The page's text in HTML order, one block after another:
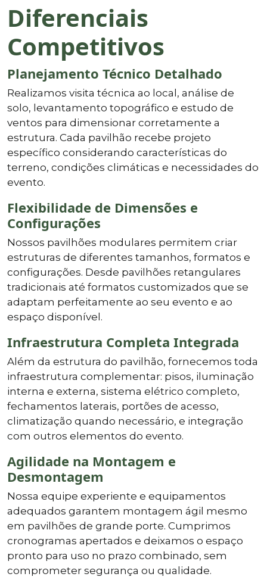
Diferenciais
Competitivos
Planejamento Técnico Detalhado
Realizamos visita técnica ao local, análise de
solo, levantamento topográfico e estudo de
ventos para dimensionar corretamente a
estrutura. Cada pavilhão recebe projeto
específico considerando características do
terreno, condições climáticas e necessidades do
evento.
Flexibilidade de Dimensões e
Configurações
Nossos pavilhões modulares permitem criar
estruturas de diferentes tamanhos, formatos e
configurações. Desde pavilhões retangulares
tradicionais até formatos customizados que se
adaptam perfeitamente ao seu evento e ao
espaço disponível.
Infraestrutura Completa Integrada
Além da estrutura do pavilhão, fornecemos toda
infraestrutura complementar: pisos, iluminação
interna e externa, sistema elétrico completo,
fechamentos laterais, portões de acesso,
climatização quando necessário, e integração
com outros elementos do evento.
Agilidade na Montagem e
Desmontagem
Nossa equipe experiente e equipamentos
adequados garantem montagem ágil mesmo
em pavilhões de grande porte. Cumprimos
cronogramas apertados e deixamos o espaço
pronto para uso no prazo combinado, sem
comprometer segurança ou qualidade.